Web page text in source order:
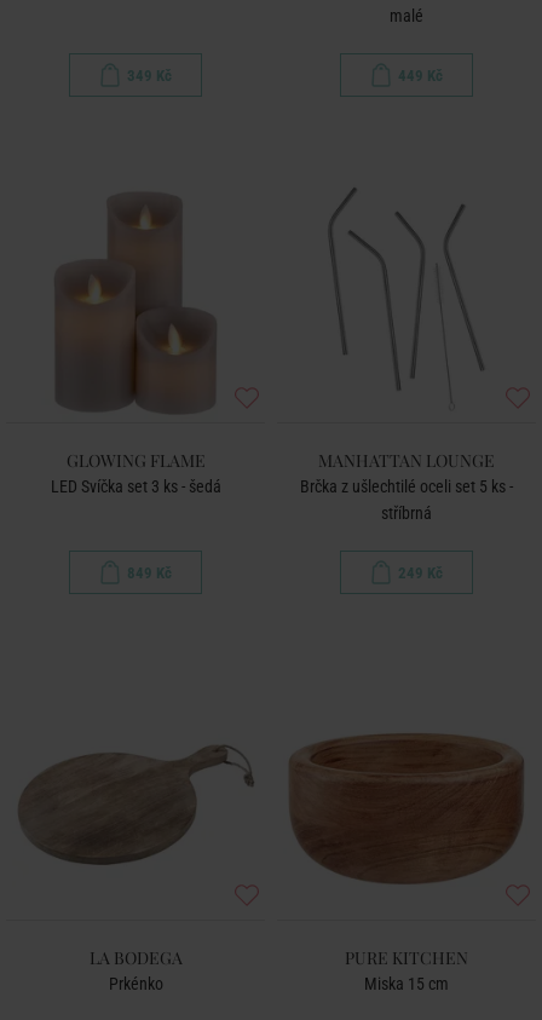
349 Kč
malé
449 Kč
GLOWING FLAME
LED Svíčka set 3 ks - šedá
849 Kč
MANHATTAN LOUNGE
Brčka z ušlechtilé oceli set 5 ks -
stříbrná
249 Kč
LA BODEGA
Prkénko
PURE KITCHEN
Miska 15 cm